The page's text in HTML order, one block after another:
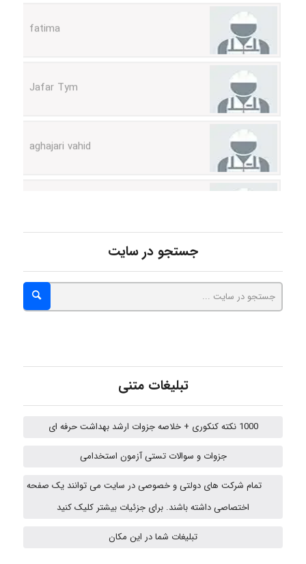
Alirez0990
hosein abdolvand
جستجو در سایت
تبلیغات متنی
1000 نکته کنکوری + خلاصه جزوات ارشد بهداشت حرفه ای
جزوات و سوالات تستی آزمون استخدامی
تمام شرکت های دولتی و خصوصی در سایت می توانند یک صفحه
اختصاصی داشته باشند. برای جزئیات بیشتر کلیک کنید
تبلیغات شما در این مکان